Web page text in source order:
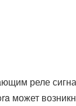
реле
может